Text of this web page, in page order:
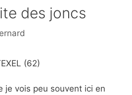
des joncs
(62)
je vois peu souvent ici en